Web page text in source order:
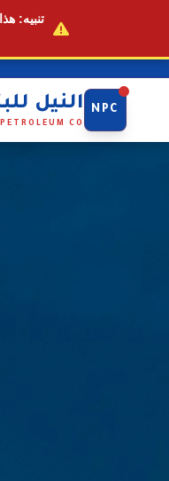
تنبيه:
NPC النيل
CO.